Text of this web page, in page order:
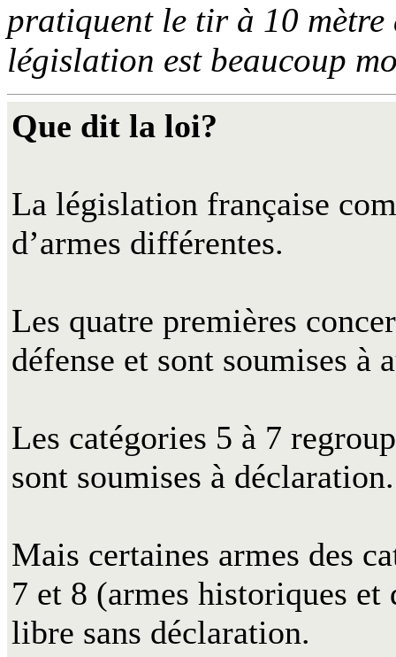
pratiquent le tir à 10
législation est beaucoup
Que dit la loi?
La législation française
d’armes différentes.
Les quatre premières
défense et sont soumises à
Les catégories 5 à 7
sont soumises à déclaration.
Mais certaines armes des
7 et 8 (armes historiques
libre sans déclaration.